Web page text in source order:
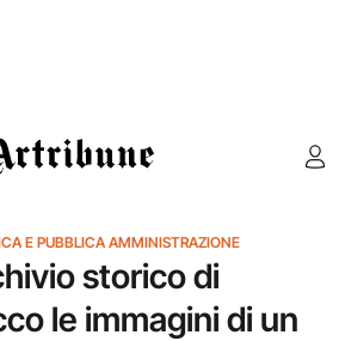
E PUBBLICA AMMINISTRAZIONE
storico di
le immagini di un